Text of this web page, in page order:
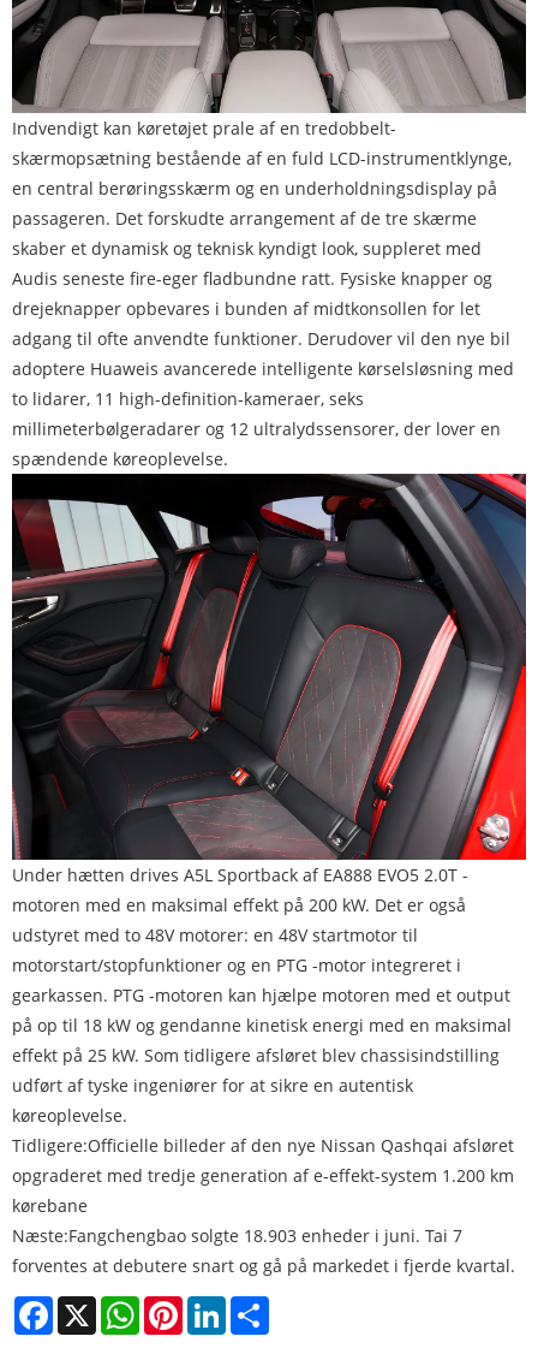
Indvendigt kan køretøjet prale af en tredobbelt-
skærmopsætning bestående af en fuld LCD-instrumentklynge,
en central berøringsskærm og en underholdningsdisplay på
passageren. Det forskudte arrangement af de tre skærme
skaber et dynamisk og teknisk kyndigt look, suppleret med
Audis seneste fire-eger fladbundne ratt. Fysiske knapper og
drejeknapper opbevares i bunden af ​​midtkonsollen for let
adgang til ofte anvendte funktioner. Derudover vil den nye bil
adoptere Huaweis avancerede intelligente kørselsløsning med
to lidarer, 11 high-definition-kameraer, seks
millimeterbølgeradarer og 12 ultralydssensorer, der lover en
spændende køreoplevelse.
Under hætten drives A5L Sportback af EA888 EVO5 2.0T -
motoren med en maksimal effekt på 200 kW. Det er også
udstyret med to 48V motorer: en 48V startmotor til
motorstart/stopfunktioner og en PTG -motor integreret i
gearkassen. PTG -motoren kan hjælpe motoren med et output
på op til 18 kW og gendanne kinetisk energi med en maksimal
effekt på 25 kW. Som tidligere afsløret blev chassisindstilling
udført af tyske ingeniører for at sikre en autentisk
køreoplevelse.
Tidligere:Officielle billeder af den nye Nissan Qashqai afsløret
opgraderet med tredje generation af e-effekt-system 1.200 km
kørebane
Næste:Fangchengbao solgte 18.903 enheder i juni. Tai 7
forventes at debutere snart og gå på markedet i fjerde kvartal.
Facebook
X WhatsAppPinterestLinkedIn